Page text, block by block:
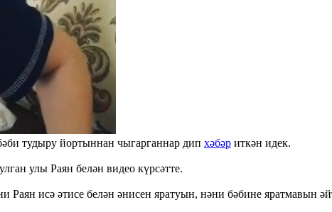
тудыру йортыннан чыгарганнар дип хәбәр иткән идек.
улы Раян белән видео күрсәтте.
исә әтисе белән әнисен яратуын, нәни бәбине яратмавын